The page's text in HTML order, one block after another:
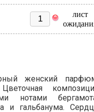
лист
женский
нотами
и гальбанума.